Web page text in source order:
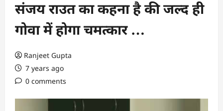
संजय राउत का कहना है की जल्द ही
गोवा में होगा चमत्कार …
Ranjeet Gupta
7 years ago
0 comments